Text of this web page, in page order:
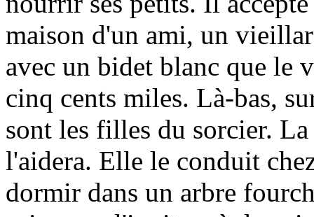
maison d'un ami, un
avec un bidet blanc que le
cinq cents miles. Là-bas,
sont les filles du sorcier.
l'aidera. Elle le conduit
dormir dans un arbre